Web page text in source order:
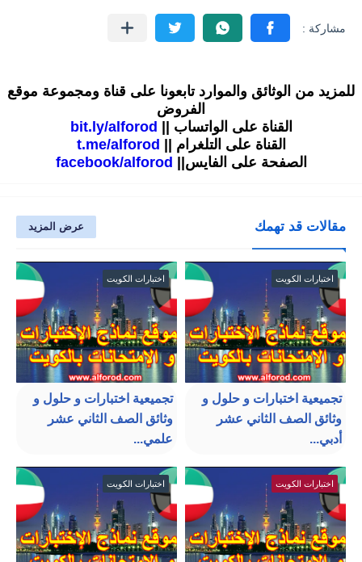
للمزيد من الوثائق والموارد تابعونا على قناة ومجموعة موقع
الفروض
القناة على الواتساب ||
bit.ly/alforod
القناة على التلغرام ||
t.me/alforod
الصفحة على الفايس||
facebook/alforod
مقالات قد تهمك عرض المزيد
اختبارات الكويت
تجميعية اختبارات و حلول و
وثائق الصف الثاني عشر
أدبي...
اختبارات الكويت
تجميعية اختبارات و حلول و
وثائق الصف الثاني عشر
علمي...
اختبارات الكويت اختبارات الكويت